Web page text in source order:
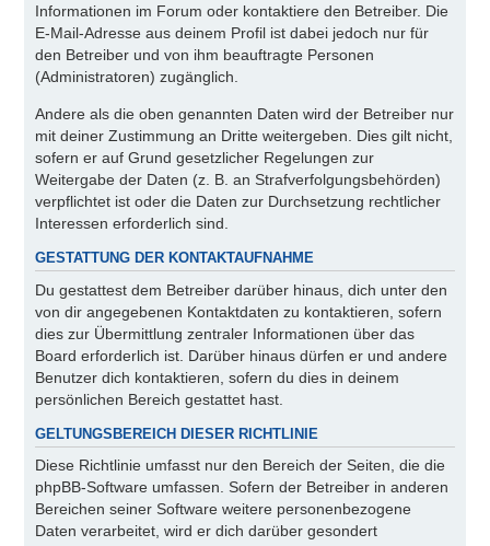
Informationen im Forum oder kontaktiere den Betreiber. Die
E-Mail-Adresse aus deinem Profil ist dabei jedoch nur für
den Betreiber und von ihm beauftragte Personen
(Administratoren) zugänglich.
Andere als die oben genannten Daten wird der Betreiber nur
mit deiner Zustimmung an Dritte weitergeben. Dies gilt nicht,
sofern er auf Grund gesetzlicher Regelungen zur
Weitergabe der Daten (z. B. an Strafverfolgungsbehörden)
verpflichtet ist oder die Daten zur Durchsetzung rechtlicher
Interessen erforderlich sind.
GESTATTUNG DER KONTAKTAUFNAHME
Du gestattest dem Betreiber darüber hinaus, dich unter den
von dir angegebenen Kontaktdaten zu kontaktieren, sofern
dies zur Übermittlung zentraler Informationen über das
Board erforderlich ist. Darüber hinaus dürfen er und andere
Benutzer dich kontaktieren, sofern du dies in deinem
persönlichen Bereich gestattet hast.
GELTUNGSBEREICH DIESER RICHTLINIE
Diese Richtlinie umfasst nur den Bereich der Seiten, die die
phpBB-Software umfassen. Sofern der Betreiber in anderen
Bereichen seiner Software weitere personenbezogene
Daten verarbeitet, wird er dich darüber gesondert